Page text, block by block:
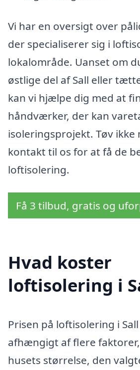
Vi har en oversigt over
der specialiserer sig i
lokalområde. Uanset om
østlige del af Sall eller
kan vi hjælpe dig med at
håndværker, der kan
isoleringsprojekt. Tøv ikke
kontakt til os for at få de
loftisolering.
Få 3 tilbud, gratis og
Hvad koster
loftisolering i
Prisen på loftisolering i
afhængigt af flere
husets størrelse, den